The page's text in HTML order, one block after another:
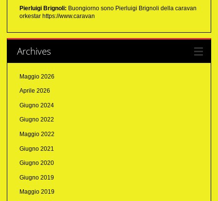
Pierluigi Brignoli: Buongiorno sono Pierluigi Brignoli della caravan
orkestar https://www.caravan
Archives
Maggio 2026
Aprile 2026
Giugno 2024
Giugno 2022
Maggio 2022
Giugno 2021
Giugno 2020
Giugno 2019
Maggio 2019